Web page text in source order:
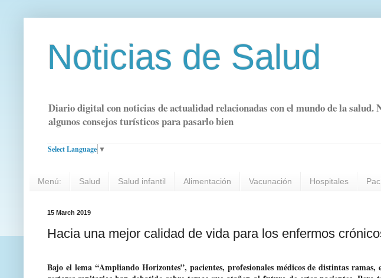
Noticias de Salud
Diario digital con noticias de actualidad relacionadas con el mundo de la salud.
algunos consejos turísticos para pasarlo bien
Select Language ▼
Menú: Salud Salud infantil Alimentación Vacunación Hospitales
15 March 2019
Hacia una mejor calidad de vida para los enfermos
Bajo el lema “Ampliando Horizontes”, pacientes, profesionales médicos de distintas